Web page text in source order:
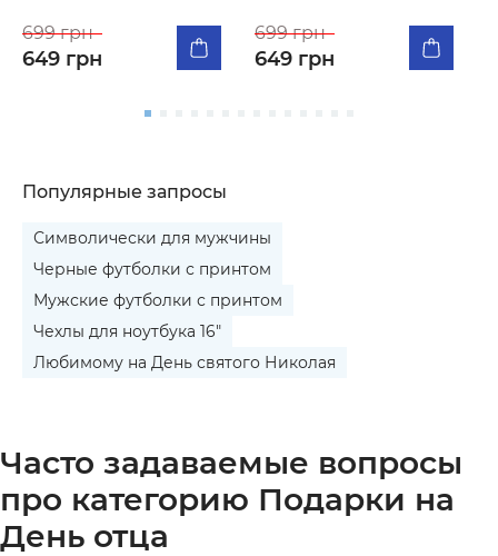
699 грн
649 грн
699 грн
649 грн
Популярные запросы
Символически для мужчины
Черные футболки с принтом
Мужские футболки с принтом
Чехлы для ноутбука 16"
Любимому на День святого Николая
Часто задаваемые вопросы
про категорию Подарки на
День отца